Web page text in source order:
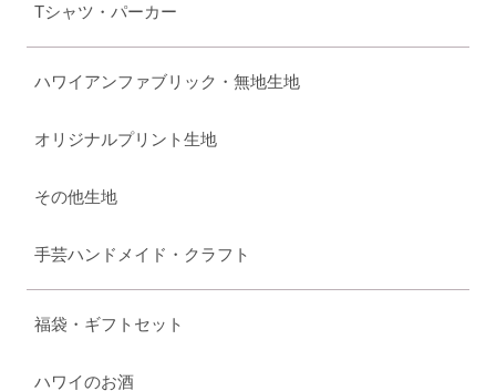
Tシャツ・パーカー
ハワイアンファブリック・無地生地
オリジナルプリント生地
その他生地
手芸ハンドメイド・クラフト
福袋・ギフトセット
ハワイのお酒